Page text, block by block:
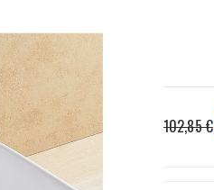
102,85 €